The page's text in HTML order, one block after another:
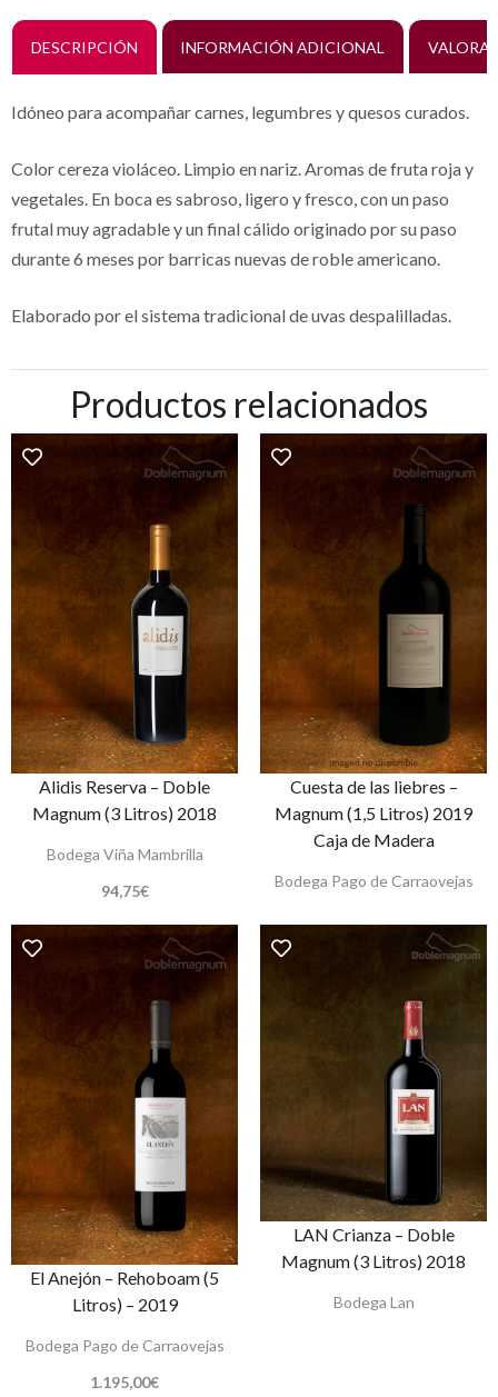
DESCRIPCIÓN INFORMACIÓN ADICIONAL
Idóneo para acompañar carnes, legumbres y quesos curados.
Color cereza violáceo. Limpio en nariz. Aromas de fruta roja y
vegetales. En boca es sabroso, ligero y fresco, con un paso
frutal muy agradable y un final cálido originado por su paso
durante 6 meses por barricas nuevas de roble americano.
Elaborado por el sistema tradicional de uvas despalilladas.
Productos relacionados
Alidis Reserva – Doble
Magnum (3 Litros) 2018
Bodega Viña Mambrilla
94,75€
Cuesta de las liebres –
Magnum (1,5 Litros) 2019
Caja de Madera
Bodega Pago de Carraovejas
El Anejón – Rehoboam (5
Litros) – 2019
Bodega Pago de Carraovejas
1.195,00€
LAN Crianza – Doble
Magnum (3 Litros) 2018
Bodega Lan